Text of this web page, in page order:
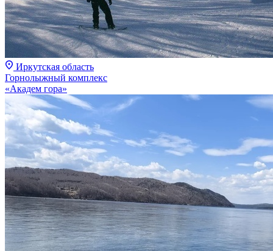
Иркутская область
Горнолыжный комплекс
«Академ гора»